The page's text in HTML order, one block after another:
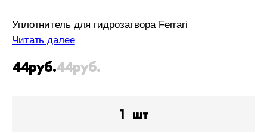
Уплотнитель для гидрозатвора Ferrari
Читать далее
44руб.44руб.
1 шт